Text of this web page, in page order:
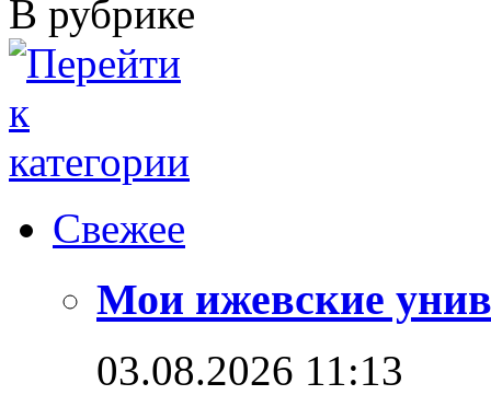
В рубрике
Свежее
Мои ижевские
03.08.2026 11:13